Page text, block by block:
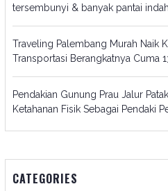
tersembunyi & banyak pantai
Traveling Palembang Murah Naik
Transportasi Berangkatnya Cuma
Pendakian Gunung Prau Jalur
Ketahanan Fisik Sebagai Pendaki
CATEGORIES